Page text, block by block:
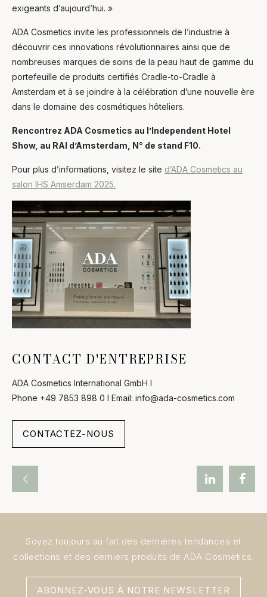
exigeants d’aujourd’hui. »
ADA Cosmetics invite les professionnels de l’industrie à
découvrir ces innovations révolutionnaires ainsi que de
nombreuses marques de soins de la peau haut de gamme du
portefeuille de produits certifiés Cradle-to-Cradle à
Amsterdam et à se joindre à la célébration d’une nouvelle ère
dans le domaine des cosmétiques hôteliers.
Rencontrez ADA Cosmetics au l’Independent Hotel
Show, au RAI d’Amsterdam, N° de stand F10.
Pour plus d’informations, visitez le site d’ADA Cosmetics au
salon IHS Amserdam 2025.
CONTACT D'ENTREPRISE
ADA Cosmetics International GmbH l
Phone +49 7853 898 0 l Email: info@ada-cosmetics.com
CONTACTEZ-NOUS
Soyez toujours au fait des dernières tendances et
collections et des derniers produits de ADA Cosmetics.
ABONNEZ-VOUS À NOTRE NEWSLETTER